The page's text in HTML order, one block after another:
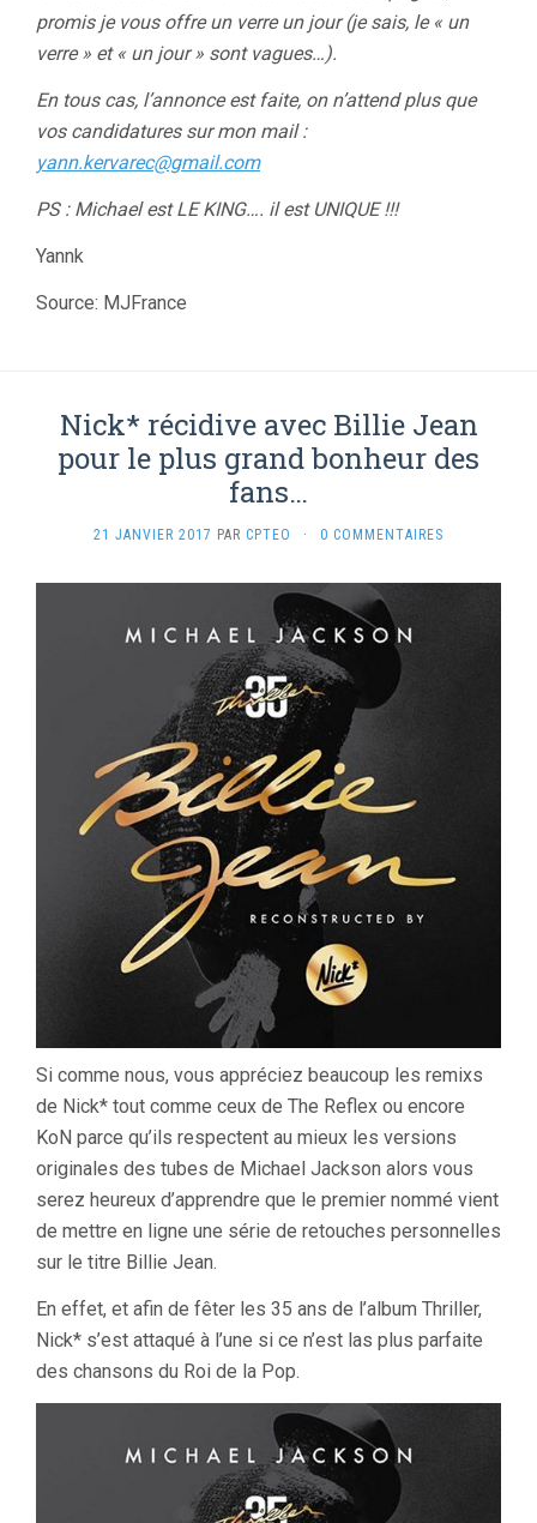
promis je vous offre un verre un jour (je sais, le « un
verre » et « un jour » sont vagues…).
En tous cas, l’annonce est faite, on n’attend plus que
vos candidatures sur mon mail :
yann.kervarec@gmail.com
PS : Michael est LE KING…. il est UNIQUE !!!
Yannk
Source: MJFrance
Nick* récidive avec Billie Jean
pour le plus grand bonheur des
fans…
21 JANVIER 2017 PAR CPTEO · 0 COMMENTAIRES
Si comme nous, vous appréciez beaucoup les remixs
de Nick* tout comme ceux de The Reflex ou encore
KoN parce qu’ils respectent au mieux les versions
originales des tubes de Michael Jackson alors vous
serez heureux d’apprendre que le premier nommé vient
de mettre en ligne une série de retouches personnelles
sur le titre Billie Jean.
En effet, et afin de fêter les 35 ans de l’album Thriller,
Nick* s’est attaqué à l’une si ce n’est las plus parfaite
des chansons du Roi de la Pop.